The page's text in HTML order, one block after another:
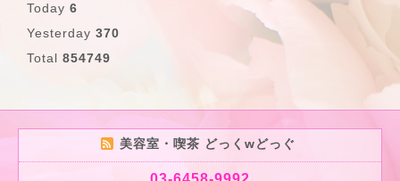
Today 6
Yesterday 370
Total 854749
美容室・喫茶 どっくwどっぐ